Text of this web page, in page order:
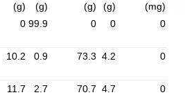
(g)
(g)
(g)
(g)
(mg)
0 99.9 0 0 0
10.2 0.9 73.3 4.2 0
11.7 2.7 70.7 4.7 0